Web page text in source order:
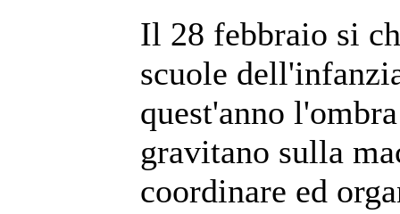
Il 28 febbraio si
scuole
quest'anno
gravitano sulla
coordinare ed